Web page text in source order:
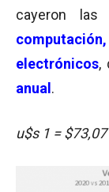
cayeron las
electrónicos,
anual .
u$s 1 = $73,07